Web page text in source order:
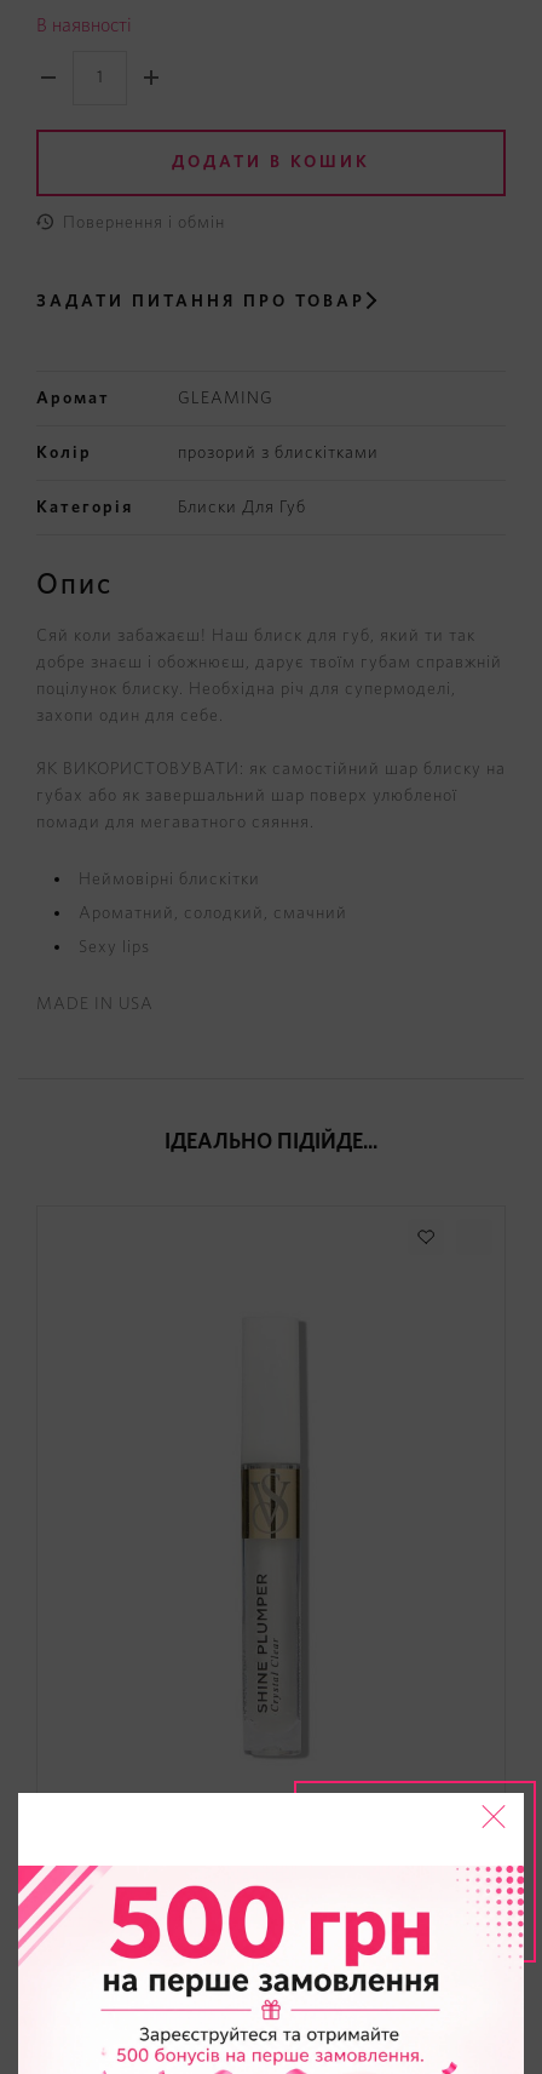
В наявності
ДОДАТИ В КОШИК
Повернення і обмін
ЗАДАТИ ПИТАННЯ ПРО ТОВАР
Аромат GLEAMING
Колір прозорий з блискітками
Категорія Блиски Для Губ
Опис
Сяй коли забажаєш! Наш блиск для губ, який ти так
добре знаєш і обожнюєш, дарує твоїм губам справжній
поцілунок блиску. Необхідна річ для супермоделі,
захопи один для себе.
ЯК ВИКОРИСТОВУВАТИ: як самостійний шар блиску на
губах або як завершальний шар поверх улюбленої
помади для мегаватного сяяння.
Неймовірні блискітки
Ароматний, солодкий, смачний
Sexy lips
MADE IN USA
ІДЕАЛЬНО ПІДІЙДЕ...
Плампер-блиск для Губ Victoria's Secret Shine
Plumper Extreme Lip Plumper Crystal Clear
грн